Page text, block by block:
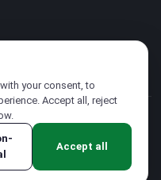
vorbehalten
your consent, to
Accept all, reject
Accept all